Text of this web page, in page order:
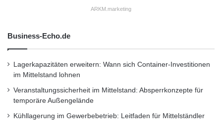
Leistungen auf dem Gebiet der Nachhaltigkeit
er das kontinuierliche Engagement für unsere
Beschäftigten und die Umwelt, das unsere
Arbeit an innovativen Beleuchtungslösungen
ARKM.marketing
Business-Echo.de
Lagerkapazitäten erweitern: Wann sich Container-Investitionen
im Mittelstand lohnen
Veranstaltungssicherheit im Mittelstand: Absperrkonzepte für
temporäre Außengelände
Kühllagerung im Gewerbebetrieb: Leitfaden für Mittelständler